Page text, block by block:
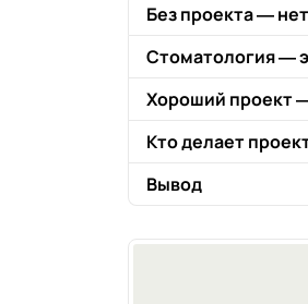
Без проекта —
Стоматология —
Хороший проект
Кто делает
Вывод